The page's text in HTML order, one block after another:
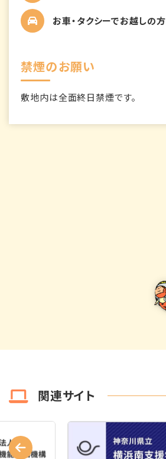
お車・タクシーでお越しの方
禁煙のお願い
敷地内は全面終日禁煙です。
関連サイト